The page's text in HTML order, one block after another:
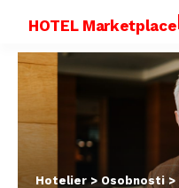
HOTEL Marketplace
Hotelier > Osobnosti >